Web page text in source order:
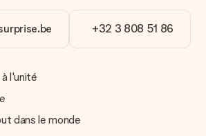
virement bancaire.
que votre cadeau ne vous plaise pas.
cas contacter notre service client qui
+32 3 808 51 86
l'unité
dans le monde